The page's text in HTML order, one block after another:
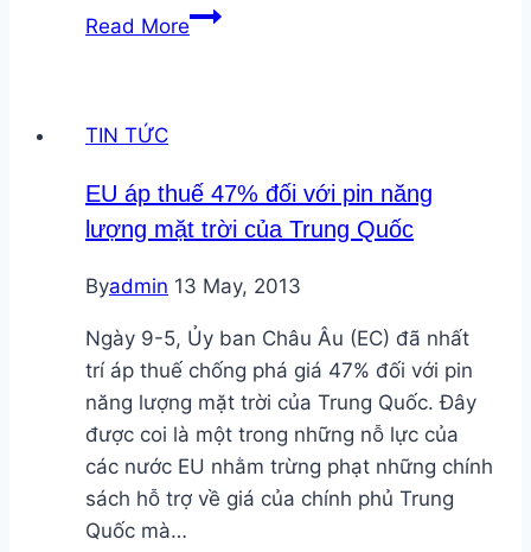
Read MoreViệt
hạt
nhân
Thuật
vì
giá
cao,
nguy
cơ
mất
TIN TỨC
EU áp thuế 47% đối với pin năng
lượng mặt trời của Trung Quốc
Byadmin 13 May, 2013
Ngày 9-5, Ủy ban Châu Âu (EC) đã nhất
trí áp thuế chống phá giá 47% đối với pin
năng lượng mặt trời của Trung Quốc. Đây
được coi là một trong những nỗ lực của
các nước EU nhằm trừng phạt những chính
sách hỗ trợ về giá của chính phủ Trung
Quốc mà…